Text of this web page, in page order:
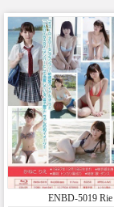
ENBD-5019